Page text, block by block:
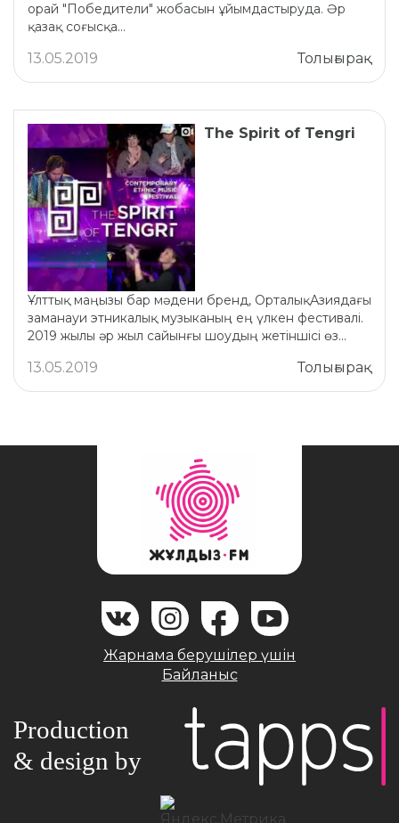
орай "Победители" жобасын ұйымдастыруда. Әр
қазақ соғысқа...
Толығырақ
13.05.2019
The Spirit of Tengri
Ұлттық маңызы бар мәдени бренд, ОрталықАзиядағы
заманауи этникалық музыканың ең үлкен фестивалі.
2019 жылы әр жыл сайынғы шоудың жетіншісі өз...
Толығырақ
13.05.2019
Жарнама берушілер үшін
Байланыс